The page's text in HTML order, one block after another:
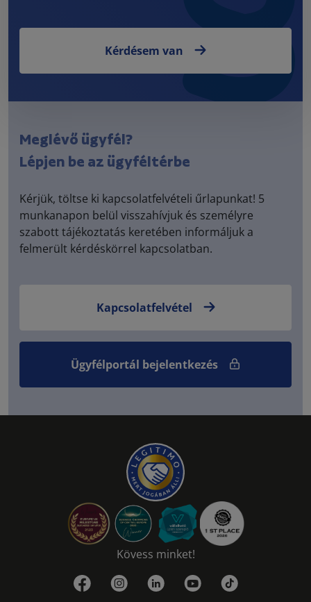
Kérdésem van
Meglévő ügyfél?
Lépjen be az ügyféltérbe
Kérjük, töltse ki kapcsolatfelvételi űrlapunkat! 5
munkanapon belül visszahívjuk és személyre
szabott tájékoztatás keretében informáljuk a
felmerült kérdéskörrel kapcsolatban.
Kapcsolatfelvétel
Ügyfélportál bejelentkezés
Kövess minket!